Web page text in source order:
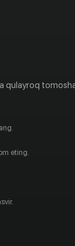
qulayroq
eting.